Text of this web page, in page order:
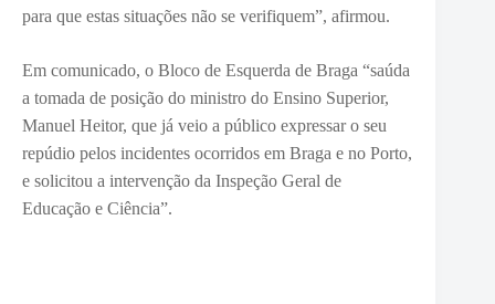
para que estas situações não se verifiquem”, afirmou.
Em comunicado, o Bloco de Esquerda de Braga “saúda
a tomada de posição do ministro do Ensino Superior,
Manuel Heitor, que já veio a público expressar o seu
repúdio pelos incidentes ocorridos em Braga e no Porto,
e solicitou a intervenção da Inspeção Geral de
Educação e Ciência”.